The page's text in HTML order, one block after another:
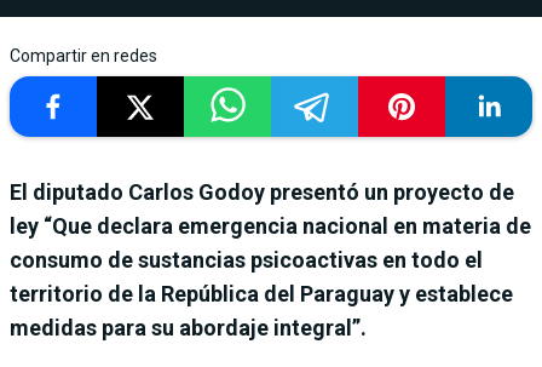
Compartir en redes
El diputado Carlos Godoy presentó un proyecto de
ley “Que declara emergencia nacional en materia de
consumo de sustancias psicoactivas en todo el
territorio de la República del Paraguay y establece
medidas para su abordaje integral”.